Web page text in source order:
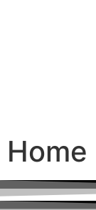
Home